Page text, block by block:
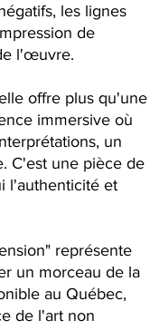
les lignes
de
l'œuvre.
offre plus qu'une
immersive où
un
C'est une pièce de
l'authenticité et
représente
un morceau de la
au Québec,
de l'art non